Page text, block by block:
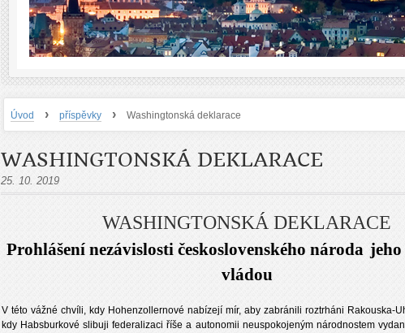
Úvod › příspěvky › Washingtonská deklarace
WASHINGTONSKÁ DEKLARACE
25. 10. 2019
WASHINGTONSKÁ DEKLARACE
Prohlášení nezávislosti československého národa
vládou
V této vážné chvíli, kdy Hohenzollernové nabízejí mír, aby zabránili roztrháni Rakouska-
kdy Habsburkové slibuji federalizaci říše a autonomii neuspokojeným národnostem